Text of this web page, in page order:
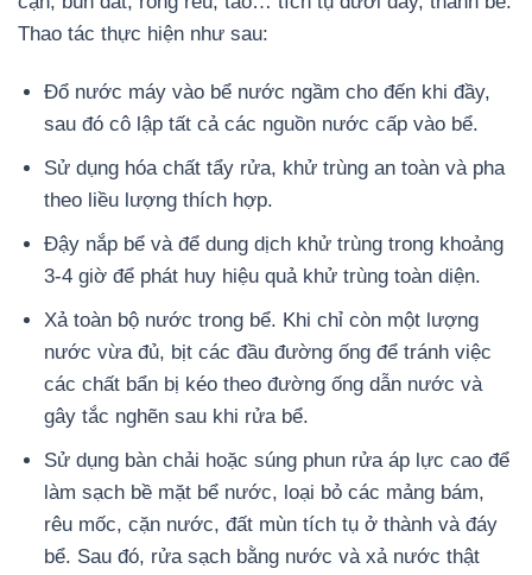
Thao tác thực hiện như sau:
Đổ nước máy vào bể nước ngầm cho đến khi đầy,
sau đó cô lập tất cả các nguồn nước cấp vào bể.
Sử dụng hóa chất tẩy rửa, khử trùng an toàn và pha
theo liều lượng thích hợp.
Đậy nắp bể và để dung dịch khử trùng trong khoảng
3-4 giờ để phát huy hiệu quả khử trùng toàn diện.
Xả toàn bộ nước trong bể. Khi chỉ còn một lượng
nước vừa đủ, bịt các đầu đường ống để tránh việc
các chất bẩn bị kéo theo đường ống dẫn nước và
gây tắc nghẽn sau khi rửa bể.
Sử dụng bàn chải hoặc súng phun rửa áp lực cao để
làm sạch bề mặt bể nước, loại bỏ các mảng bám,
rêu mốc, cặn nước, đất mùn tích tụ ở thành và đáy
bể. Sau đó, rửa sạch bằng nước và xả nước thật